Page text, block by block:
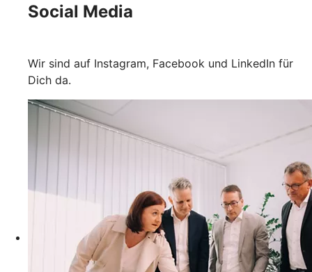
Social Media
Wir sind auf Instagram, Facebook und LinkedIn für
Dich da.